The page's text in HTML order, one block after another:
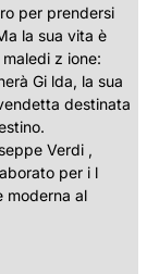
per prendersi
la sua vita è
z ione:
Gi lda, la sua
destinata
Verdi ,
per i l
moderna al